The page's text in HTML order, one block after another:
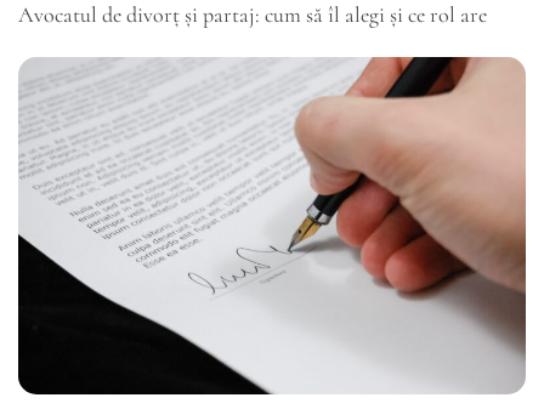
Avocatul de divorț și partaj: cum să îl alegi și ce rol are